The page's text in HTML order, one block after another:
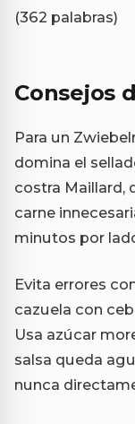
(362 palabras)
Consejos
Para un
domina el
costra Maillard,
carne
minutos por
Evita errores
cazuela con
Usa azúcar
salsa queda
nunca